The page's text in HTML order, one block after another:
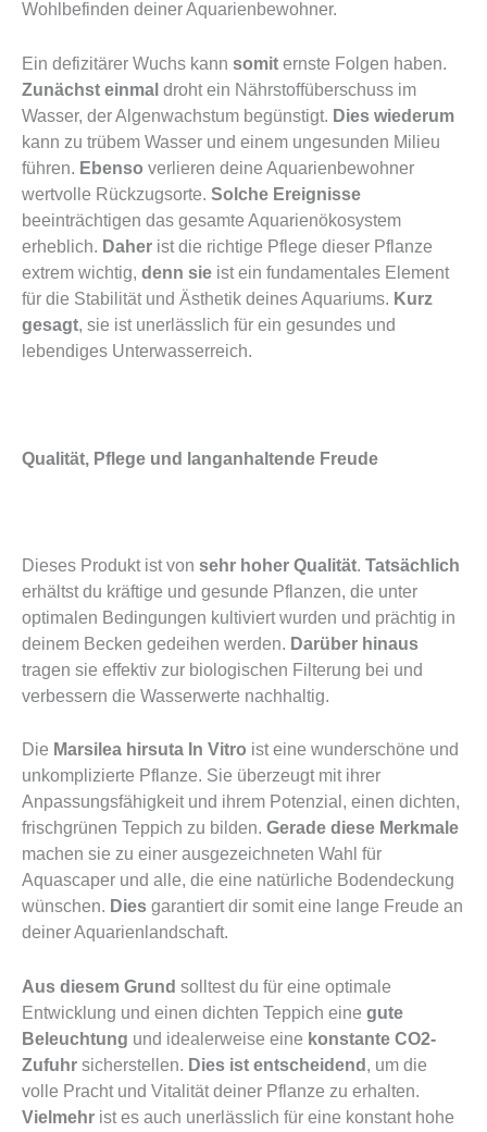
Wohlbefinden deiner Aquarienbewohner.
Ein defizitärer Wuchs kann somit ernste Folgen haben.
Zunächst einmal droht ein Nährstoffüberschuss im
Wasser, der Algenwachstum begünstigt. Dies wiederum
kann zu trübem Wasser und einem ungesunden Milieu
führen. Ebenso verlieren deine Aquarienbewohner
wertvolle Rückzugsorte. Solche Ereignisse
beeinträchtigen das gesamte Aquarienökosystem
erheblich. Daher ist die richtige Pflege dieser Pflanze
extrem wichtig, denn sie ist ein fundamentales Element
für die Stabilität und Ästhetik deines Aquariums. Kurz
gesagt, sie ist unerlässlich für ein gesundes und
lebendiges Unterwasserreich.
Qualität, Pflege und langanhaltende Freude
Dieses Produkt ist von sehr hoher Qualität. Tatsächlich
erhältst du kräftige und gesunde Pflanzen, die unter
optimalen Bedingungen kultiviert wurden und prächtig in
deinem Becken gedeihen werden. Darüber hinaus
tragen sie effektiv zur biologischen Filterung bei und
verbessern die Wasserwerte nachhaltig.
Die Marsilea hirsuta In Vitro ist eine wunderschöne und
unkomplizierte Pflanze. Sie überzeugt mit ihrer
Anpassungsfähigkeit und ihrem Potenzial, einen dichten,
frischgrünen Teppich zu bilden. Gerade diese Merkmale
machen sie zu einer ausgezeichneten Wahl für
Aquascaper und alle, die eine natürliche Bodendeckung
wünschen. Dies garantiert dir somit eine lange Freude an
deiner Aquarienlandschaft.
Aus diesem Grund solltest du für eine optimale
Entwicklung und einen dichten Teppich eine gute
Beleuchtung und idealerweise eine konstante CO2-
Zufuhr sicherstellen. Dies ist entscheidend , um die
volle Pracht und Vitalität deiner Pflanze zu erhalten.
Vielmehr ist es auch unerlässlich für eine konstant hohe